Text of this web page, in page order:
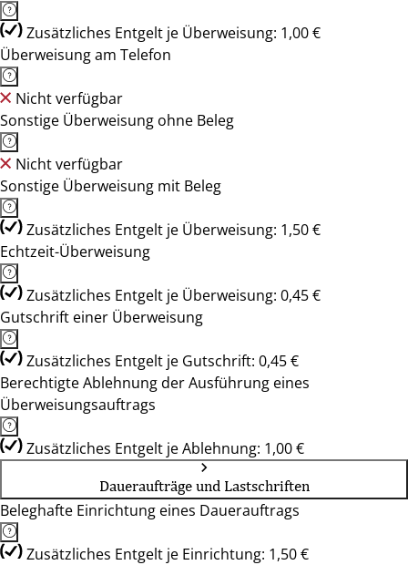
Zusätzliches Entgelt je Überweisung: 1,00 €
Überweisung am Telefon
Nicht verfügbar
Sonstige Überweisung ohne Beleg
Nicht verfügbar
Sonstige Überweisung mit Beleg
Zusätzliches Entgelt je Überweisung: 1,50 €
Echtzeit-Überweisung
Zusätzliches Entgelt je Überweisung: 0,45 €
Gutschrift einer Überweisung
Zusätzliches Entgelt je Gutschrift: 0,45 €
Berechtigte Ablehnung der Ausführung eines
Überweisungsauftrags
Zusätzliches Entgelt je Ablehnung: 1,00 €
Daueraufträge und Lastschriften
Beleghafte Einrichtung eines Dauerauftrags
Zusätzliches Entgelt je Einrichtung: 1,50 €